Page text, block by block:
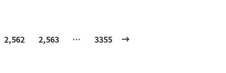
2,562 2,563 … 3355